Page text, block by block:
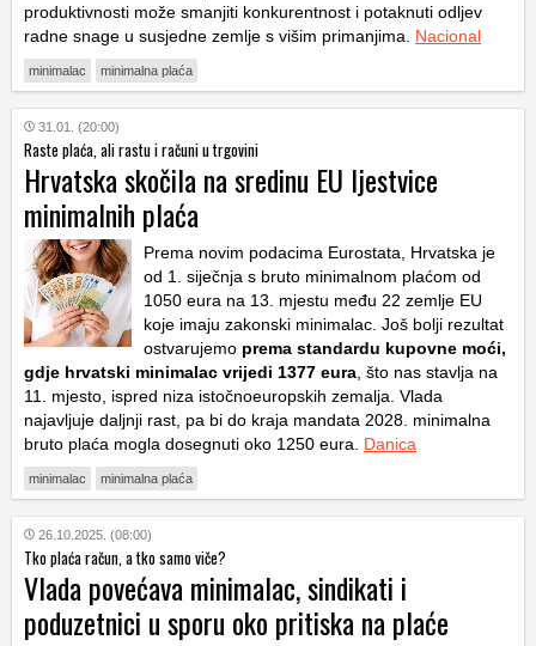
produktivnosti može smanjiti konkurentnost i potaknuti odljev
radne snage u susjedne zemlje s višim primanjima. Nacional
minimalac minimalna plaća
31.01. (20:00)
Raste plaća, ali rastu i računi u trgovini
Hrvatska skočila na sredinu EU ljestvice
minimalnih plaća
Prema novim podacima Eurostata, Hrvatska je
od 1. siječnja s bruto minimalnom plaćom od
1050 eura na 13. mjestu među 22 zemlje EU
koje imaju zakonski minimalac. Još bolji rezultat
ostvarujemo prema standardu kupovne moći,
gdje hrvatski minimalac vrijedi 1377 eura , što nas stavlja na
11. mjesto, ispred niza istočnoeuropskih zemalja. Vlada
najavljuje daljnji rast, pa bi do kraja mandata 2028. minimalna
bruto plaća mogla dosegnuti oko 1250 eura. Danica
minimalac minimalna plaća
26.10.2025. (08:00)
Tko plaća račun, a tko samo viče?
Vlada povećava minimalac, sindikati i
poduzetnici u sporu oko pritiska na plaće